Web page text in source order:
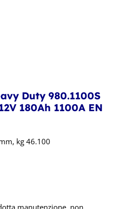
Duty 980.1100S
180Ah 1100A EN
kg 46.100